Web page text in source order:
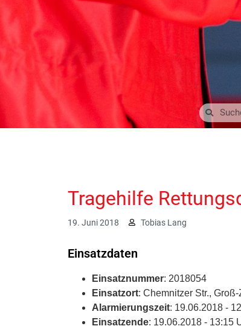
Tragehilfe
19. Juni 2018 Tobias Lang
Einsatzdaten
Einsatznummer: 2018054
Einsatzort: Chemnitzer Str.,
Alarmierungszeit: 19.06.2018 -
Einsatzende: 19.06.2018 - 13:15